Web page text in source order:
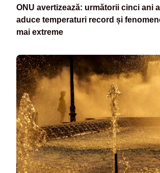
ONU avertizează: următorii cinci ani
aduce temperaturi record și
mai extreme